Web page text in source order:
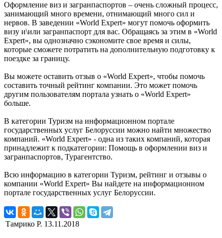
Оформление виз и загранпаспортов – очень сложный процесс,
занимающий много времени, отнимающий много сил и
нервов. В заведении «World Expert» могут помочь оформить
визу и\или загранпаспорт для вас. Обращаясь за этим в «World
Expert», вы однозначно сэкономите свое время и силы,
которые сможете потратить на дополнительную подготовку к
поездке за границу.
Вы можете оставить отзыв о «World Expert», чтобы помочь
составить точный рейтинг компании. Это может помочь
другим пользователям портала узнать о «World Expert»
больше.
В категории Туризм на информационном портале
государственных услуг Белоруссии можно найти множество
компаний. «World Expert» - одна из таких компаний, которая
принадлежит к подкатегории: Помощь в оформлении виз и
загранпаспортов, Турагентство.
Всю информацию в категории Туризм, рейтинг и отзывы о
компании «World Expert» Вы найдете на информационном
портале государственных услуг Белоруссии.
Тамрико Р. 13.11.2018